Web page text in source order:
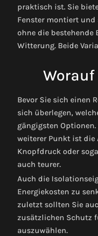
praktisch ist. Sie
Fenster montiert
ohne die bestehende
Witterung. Beide
Bevor Sie sich einen
sich überlegen,
gängigsten
weiterer Punkt ist die
Knopfdruck oder
auch teurer.
Auch die
Energiekosten zu
zuletzt sollten Sie
zusätzlichen Schutz
auszuwählen.